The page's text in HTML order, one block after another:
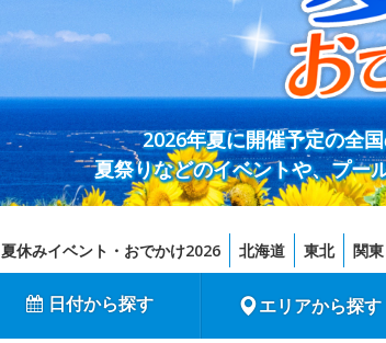
2026年夏に開催予定の全
夏祭りなどのイベントや、プー
夏休みイベント・おでかけ2026 北海道 東北 関東
日付から探す エリアから探す